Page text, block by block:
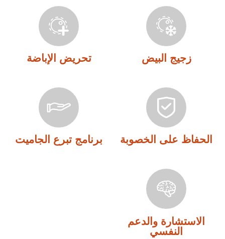
زجيج البيض تحريض الإباضة
الحفاظ على الخصوبة برنامج تبرع الجاميت
الاستشارة والدعم
النفسي